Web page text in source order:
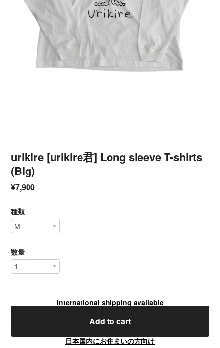
urikire [urikire君] Long sleeve T-shirts
(Big)
¥7,900
種類
数量
International shipping available
Add to cart
日本国内にお住まいの方向け